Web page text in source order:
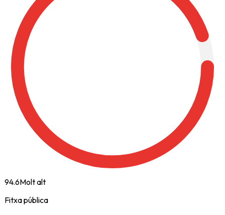
94.6Molt alt
Fitxa pública